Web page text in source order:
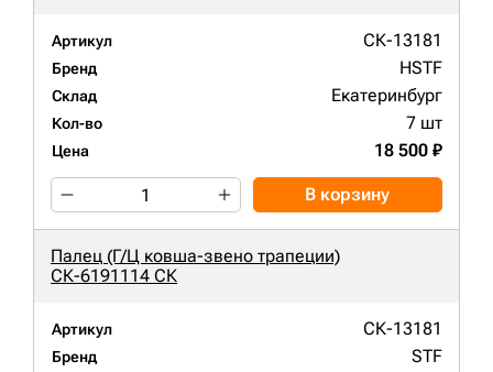
Артикул СК-13181
Бренд HSTF
Склад Екатеринбург
Кол-во 7 шт
Цена 18 500 ₽
В корзину
Палец (Г/Ц ковша-звено трапеции)
СК-6191114 СК
Артикул СК-13181
Бренд STF